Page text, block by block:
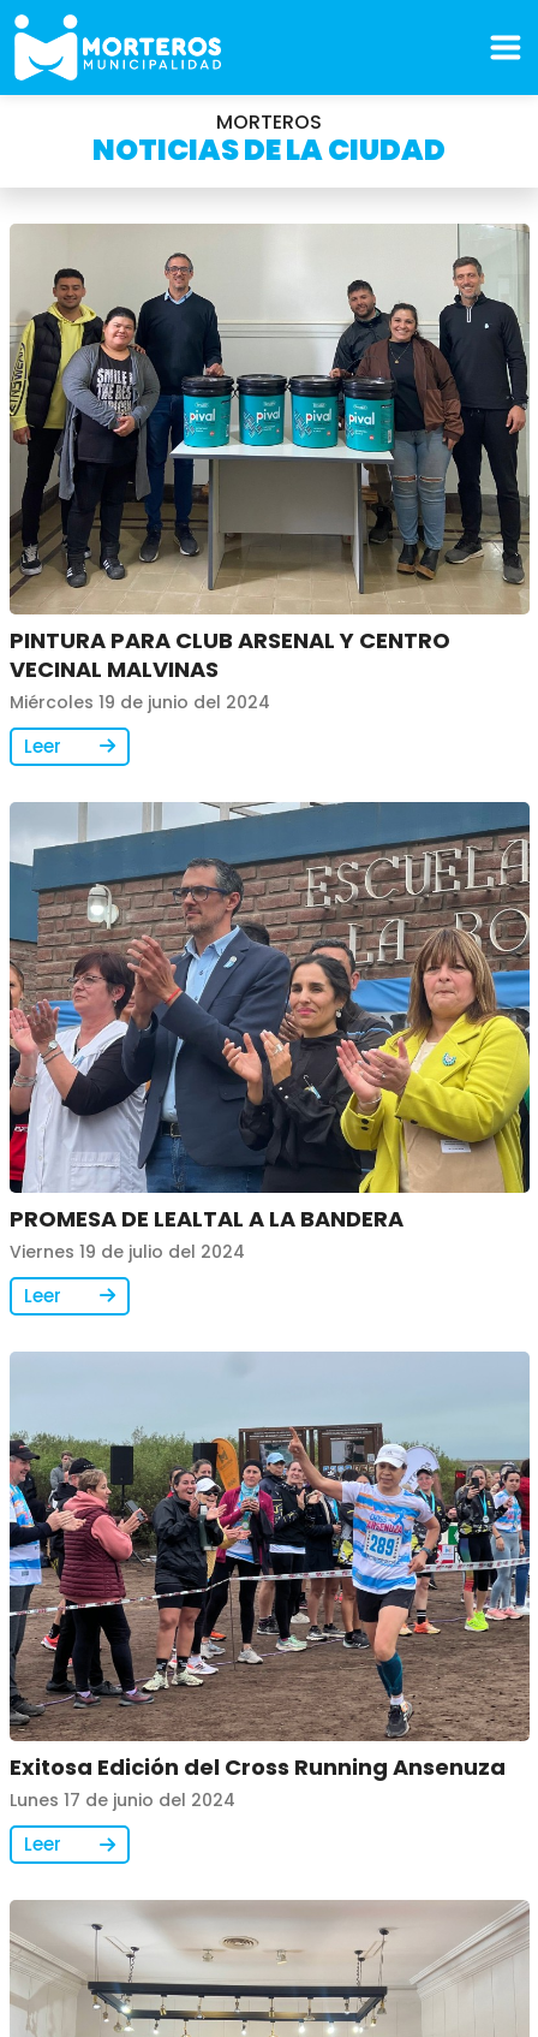
MORTEROS
NOTICIAS DE LA CIUDAD
PINTURA PARA CLUB ARSENAL Y CENTRO
VECINAL MALVINAS
Miércoles 19 de junio del 2024
Leer
PROMESA DE LEALTAL A LA BANDERA
Viernes 19 de julio del 2024
Leer
Exitosa Edición del Cross Running Ansenuza
Lunes 17 de junio del 2024
Leer